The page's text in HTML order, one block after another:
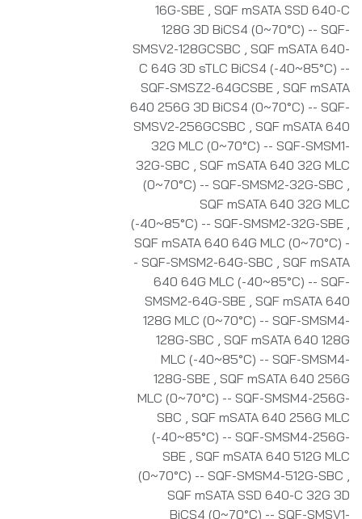
16G-SBE SQF mSATA SSD 640-C
128G 3D BiCS4 (0~70°C) -- SQF-
SMSV2-128GCSBC
SQF mSATA 640-
C 64G 3D sTLC BiCS4 (-40~85°C) --
SQF-SMSZ2-64GCSBE SQF mSATA
640 256G 3D BiCS4 (0~70°C) -- SQF-
SMSV2-256GCSBC
SQF mSATA 640
32G MLC (0~70°C) -- SQF-SMSM1-
32G-SBC
SQF mSATA 640 32G MLC
(0~70°C) -- SQF-SMSM2-32G-SBC
SQF mSATA 640 32G MLC
(-40~85°C) -- SQF-SMSM2-32G-SBE
SQF mSATA 640 64G MLC (0~70°C) -
- SQF-SMSM2-64G-SBC
SQF mSATA
640 64G MLC (-40~85°C) -- SQF-
SMSM2-64G-SBE SQF mSATA 640
128G MLC (0~70°C) -- SQF-SMSM4-
128G-SBC
SQF mSATA 640 128G
MLC (-40~85°C) -- SQF-SMSM4-
128G-SBE SQF mSATA 640 256G
MLC (0~70°C) -- SQF-SMSM4-256G-
SBC
SQF mSATA 640 256G MLC
(-40~85°C) -- SQF-SMSM4-256G-
SBE SQF mSATA 640 512G MLC
(0~70°C) -- SQF-SMSM4-512G-SBC
SQF mSATA SSD 640-C 32G 3D
BiCS4 (0~70°C) -- SQF-SMSV1-